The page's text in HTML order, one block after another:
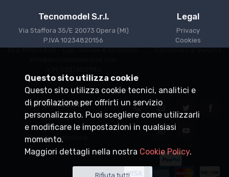
Tecnomodel S.r.l.
Via Staffora 35/E 20073 Opera (MI)
P.IVA 10234820156
REA MI1356865 - Cap. sociale €30.000,00
Legal
Privacy
Cookies
Condizioni di Vendita
Informazioni
Spedizioni
Punti vendita
Diventa rivenditore
Questo sito utilizza cookie
Questo sito utilizza cookie tecnici, analitici e
di profilazione per offrirti un servizio
personalizzato. Puoi scegliere come utilizzarli
e modificare le impostazioni in qualsiasi
momento.
Maggiori dettagli nella nostra Cookie Policy.
Rifiuta tutti